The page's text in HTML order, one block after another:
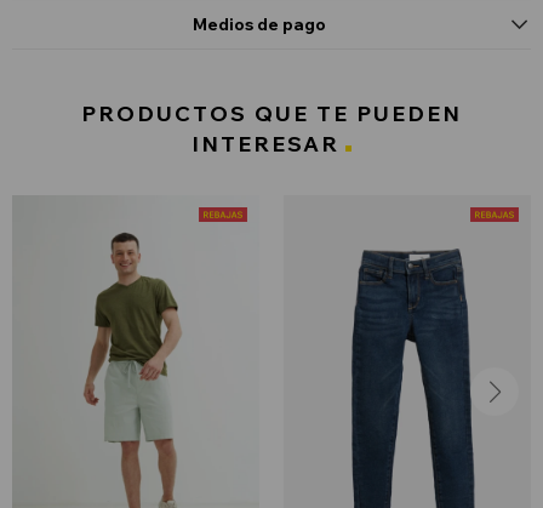
Medios de pago
PRODUCTOS QUE TE PUEDEN
INTERESAR